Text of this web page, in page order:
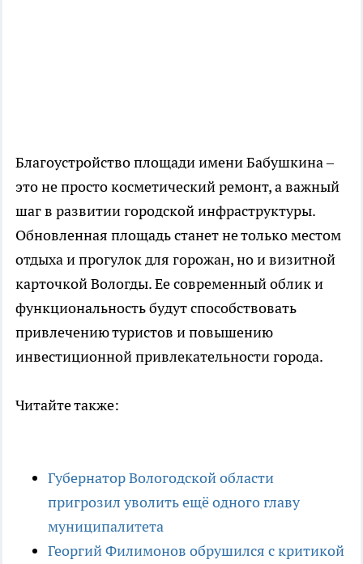
Благоустройство площади имени Бабушкина –
это не просто косметический ремонт, а важный
шаг в развитии городской инфраструктуры.
Обновленная площадь станет не только местом
отдыха и прогулок для горожан, но и визитной
карточкой Вологды. Ее современный облик и
функциональность будут способствовать
привлечению туристов и повышению
инвестиционной привлекательности города.
Читайте также:
Губернатор Вологодской области
пригрозил уволить ещё одного главу
муниципалитета
Георгий Филимонов обрушился с критикой